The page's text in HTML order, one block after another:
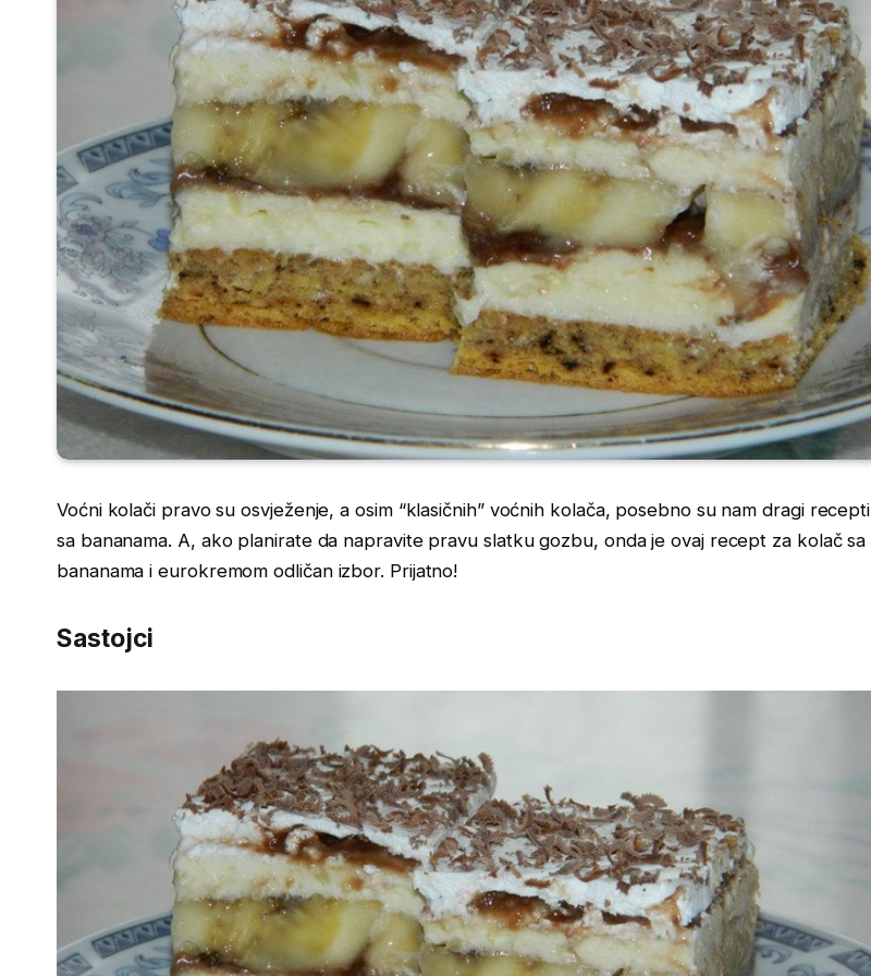
Voćni kolači pravo su osvježenje, a osim “klasičnih” voćnih kolača, posebno su nam dragi recepti
sa bananama. A, ako planirate da napravite pravu slatku gozbu, onda je ovaj recept za kolač sa
bananama i eurokremom odličan izbor. Prijatno!
Sastojci